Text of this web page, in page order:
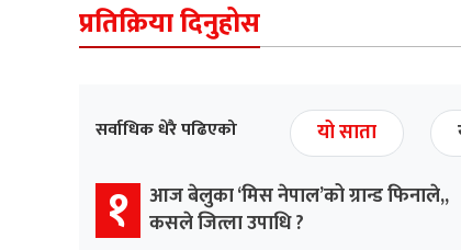
प्रतिक्रिया दिनुहोस
सर्वाधिक धेरै पढिएको यो साता
१
आज बेलुका ‘मिस नेपाल’को ग्रान्ड फिनाले,,
कसले जित्ला उपाधि ?